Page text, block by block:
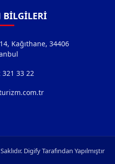
BILGILERI
Kağıthane, 34406
321 33 22
Digify Tarafından Yapılmıştır